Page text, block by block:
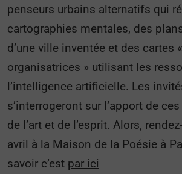
penseurs urbains alternatifs qui
cartographies mentales, des
d’une ville inventée et des cartes
organisatrices » utilisant les
l’intelligence artificielle. Les
s’interrogeront sur l’apport de
de l’art et de l’esprit. Alors,
avril à la Maison de la Poésie à
savoir c’est par ici